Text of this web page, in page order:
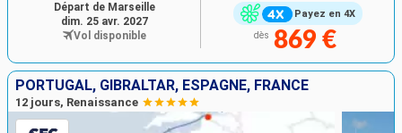
Payez en 4X
dès 869 €
Départ de Marseille
dim. 25 avr. 2027
Vol disponible
PORTUGAL, GIBRALTAR, ESPAGNE, FRANCE
12 jours, Renaissance